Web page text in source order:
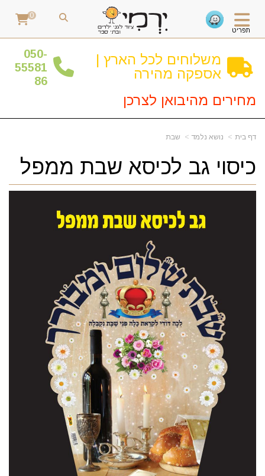
תפריט
0
משלוחים לכל הארץ |
אספקה מהירה
050-
55581
86
מחירים מהיבואן לצרכן
דף בית נושא נלמד שבת
כיסוי גב לכיסא שבת ממפל